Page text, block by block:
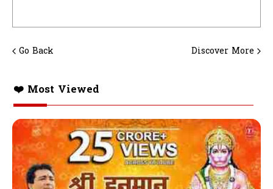
Go Back Discover More
❤️ Most Viewed